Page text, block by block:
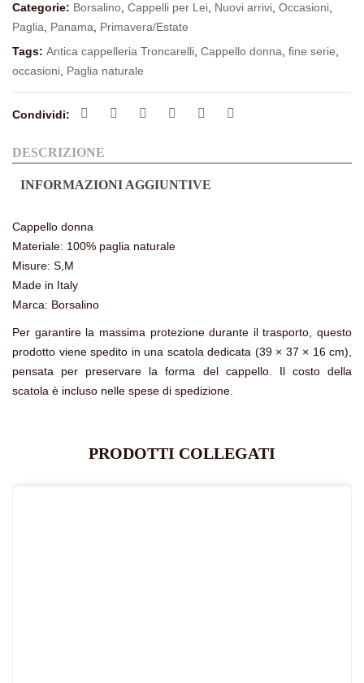
Categorie: Borsalino Cappelli per Lei Nuovi arrivi Occasioni
Paglia
Panama
Primavera/Estate
Tags: Antica cappelleria Troncarelli Cappello donna fine serie
occasioni Paglia naturale
Condividi:
DESCRIZIONE
INFORMAZIONI AGGIUNTIVE
Cappello donna
Materiale: 100% paglia naturale
Misure: S,M
Made in Italy
Marca: Borsalino
Per garantire la massima protezione durante il trasporto, questo
prodotto viene spedito in una scatola dedicata (39 × 37 × 16 cm),
pensata per preservare la forma del cappello. Il costo della
scatola è incluso nelle spese di spedizione.
PRODOTTI COLLEGATI